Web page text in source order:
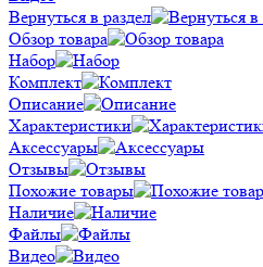
Вернуться в раздел
Обзор товара
Набор
Комплект
Описание
Характеристики
Аксессуары
Отзывы
Похожие товары
Наличие
Файлы
Видео